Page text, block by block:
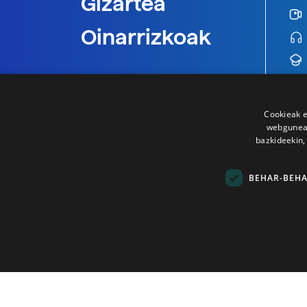
Oinarrizkoak
Cookieak
BEHAR-